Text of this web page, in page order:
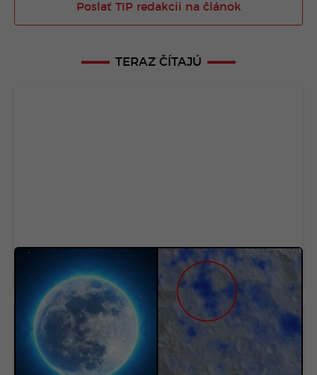
Poslať TIP redakcii na článok
TERAZ ČÍTAJÚ
Mesiac ukrýva zdroj, bez ktorého astronauti
neprežijú. Vedci už vedia, ako ho vystopovať